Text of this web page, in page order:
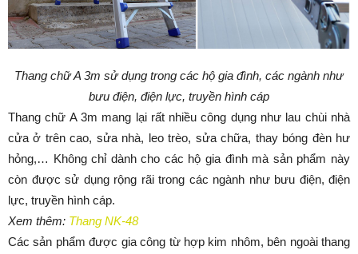
Thang chữ A 3m sử dụng trong các hộ gia đình, các ngành như
bưu điện, điện lực, truyền hình cáp
Thang chữ A 3m mang lại rất nhiều công dụng như lau chùi nhà
cửa ở trên cao, sửa nhà, leo trèo, sửa chữa, thay bóng đèn hư
hỏng,… Không chỉ dành cho các hộ gia đình mà sản phẩm này
còn được sử dụng rộng rãi trong các ngành như bưu điện, điện
lực, truyền hình cáp.
Xem thêm: Thang NK-48
Các sản phẩm được gia công từ hợp kim nhôm, bên ngoài thang